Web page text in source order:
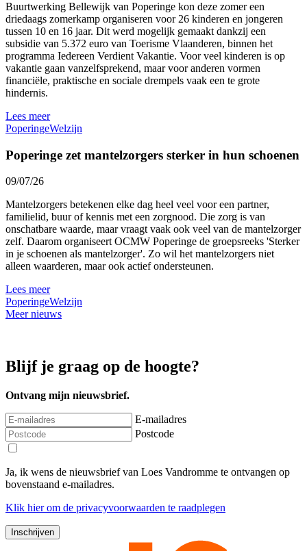
Buurtwerking Bellewijk van Poperinge kon deze zomer een
driedaags zomerkamp organiseren voor 26 kinderen en jongeren
tussen 10 en 16 jaar. Dit werd mogelijk gemaakt dankzij een
subsidie van 5.372 euro van Toerisme Vlaanderen, binnen het
programma Iedereen Verdient Vakantie. Voor veel kinderen is op
vakantie gaan vanzelfsprekend, maar voor anderen vormen
financiële, praktische en sociale drempels vaak een te grote
hindernis.
Lees meer
PoperingeWelzijn
Poperinge zet mantelzorgers sterker in hun schoenen
09/07/26
Mantelzorgers betekenen elke dag heel veel voor een partner,
familielid, buur of kennis met een zorgnood. Die zorg is van
onschatbare waarde, maar vraagt vaak ook veel van de mantelzorger
zelf. Daarom organiseert OCMW Poperinge de groepsreeks 'Sterker
in je schoenen als mantelzorger'. Zo wil het mantelzorgers niet
alleen waarderen, maar ook actief ondersteunen.
Lees meer
PoperingeWelzijn
Meer nieuws
Blijf je graag op de hoogte?
Ontvang mijn nieuwsbrief.
E-mailadres
Postcode
Ja, ik wens de nieuwsbrief van Loes Vandromme te ontvangen op
bovenstaand e-mailadres.
Klik hierom de privacyvoorwaarden te raadplegen